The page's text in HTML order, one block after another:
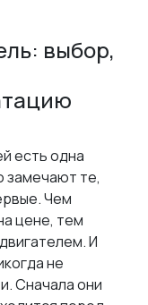
выбор,
есть одна
замечают те,
Чем
цене, тем
И
не
Сначала они